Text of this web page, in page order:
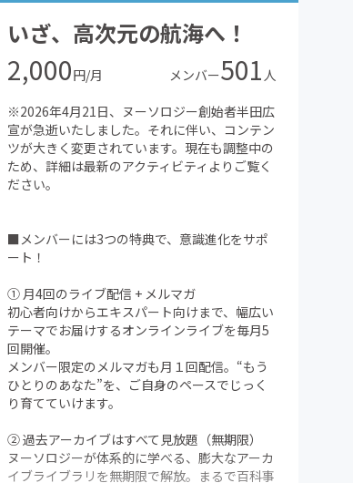
いざ、高次元の航海へ！
2,000円/月 メンバー501 人
※2026年4月21日、ヌーソロジー創始者半田広
宣が急逝いたしました。それに伴い、コンテン
ツが大きく変更されています。現在も調整中の
ため、詳細は最新のアクティビティよりご覧く
ださい。
■メンバーには3つの特典で、意識進化をサポ
ート！
① 月4回のライブ配信 + メルマガ
初心者向けからエキスパート向けまで、幅広い
テーマでお届けするオンラインライブを毎月5
回開催。
メンバー限定のメルマガも月１回配信。“もう
ひとりのあなた”を、ご自身のペースでじっく
り育てていけます。
② 過去アーカイブはすべて見放題（無期限）
ヌーソロジーが体系的に学べる、膨大なアーカ
イブライブラリを無期限で解放。まるで百科事